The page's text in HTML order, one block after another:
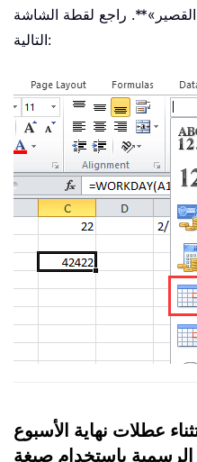
القصير»**. راجع لقطة الشاشة
التالية:
عطلات نهاية الأسبوع
باستخدام صيغة